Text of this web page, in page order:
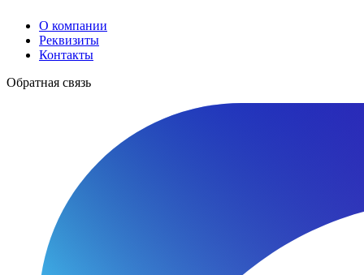
О компании
Реквизиты
Контакты
Обратная связь